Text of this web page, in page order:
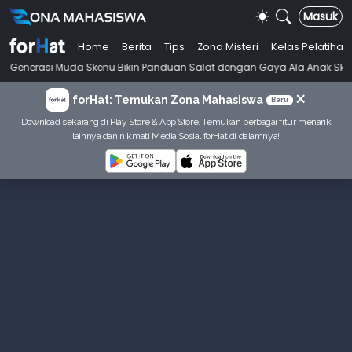
Masuk
Home Berita Tips Zona Misteri
Kelas Pelatihan
Skenu Bikin Panduan Salat dengan Gaya Ala Anak Skena •
forHat: Temukan Zona Mahasiswa Baru ×
Download sekarang di Play Store & App Store. Temukan berbagai fitur menarik
lainnya dan nikmati Media Sosial forHat di dalamnya!